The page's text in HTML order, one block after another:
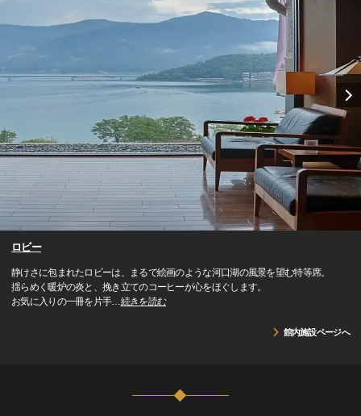
ロビー
静けさに包まれたロビーは、まるで絵画のような河口湖の風景を望む特等席。
揺らめく暖炉の炎と、挽き立てのコーヒーが心をほぐします。
お気に入りの一冊を片手…続きを読む
館内施設ページへ